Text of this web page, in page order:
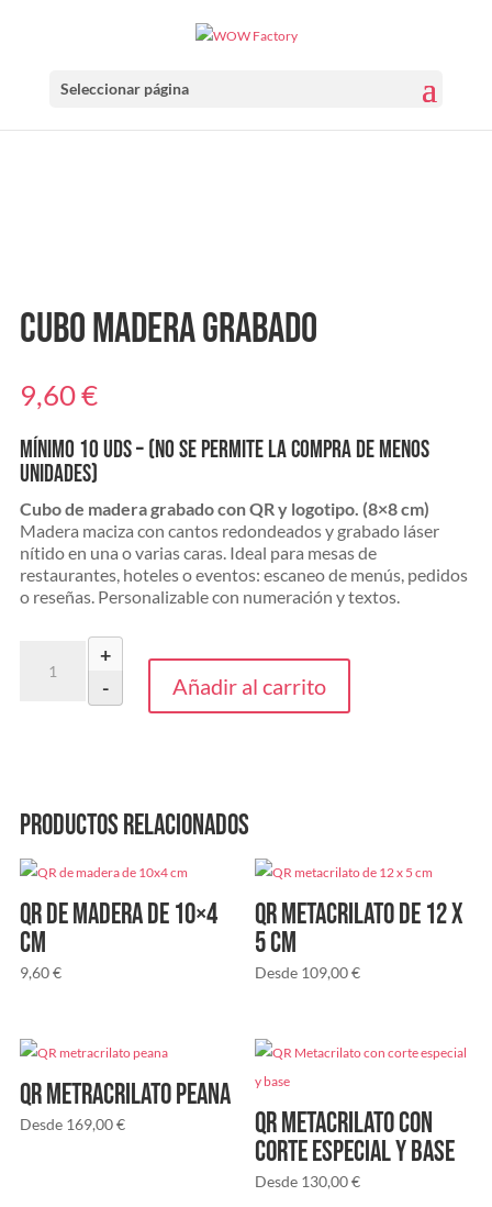
Seleccionar página
Cubo madera grabado
9,60€
MÍNIMO 10 UDS – (No se permite la compra de menos
unidades)
Cubo de madera grabado con QR y logotipo. (8×8 cm)
Madera maciza con cantos redondeados y grabado láser
nítido en una o varias caras. Ideal para mesas de
restaurantes, hoteles o eventos: escaneo de menús, pedidos
o reseñas. Personalizable con numeración y textos.
madera
-
+
Añadir al carrito
Productos relacionados
QR de madera de 10×4
cm
9,60€
QR metacrilato de 12 x
5 cm
Desde 109,00€
QR metracrilato peana
Desde 169,00€
QR Metacrilato con
corte especial y base
Desde 130,00€